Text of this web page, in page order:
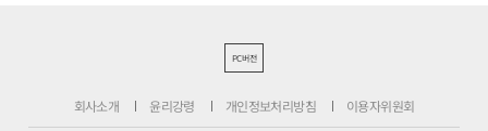
PC버전
회사소개 윤리강령 개인정보처리방침 이용자위원회